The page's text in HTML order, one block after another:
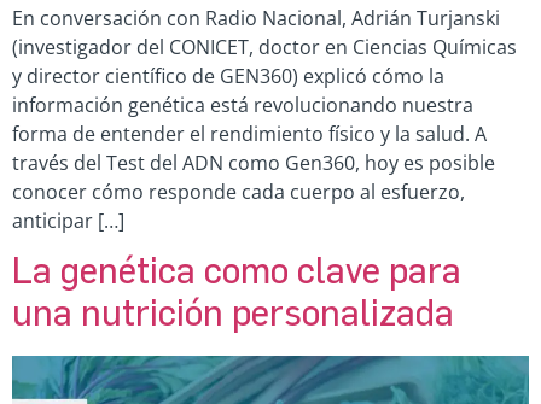
En conversación con Radio Nacional, Adrián Turjanski
(investigador del CONICET, doctor en Ciencias Químicas
y director científico de GEN360) explicó cómo la
información genética está revolucionando nuestra
forma de entender el rendimiento físico y la salud. A
través del Test del ADN como Gen360, hoy es posible
conocer cómo responde cada cuerpo al esfuerzo,
anticipar […]
La genética como clave para
una nutrición personalizada